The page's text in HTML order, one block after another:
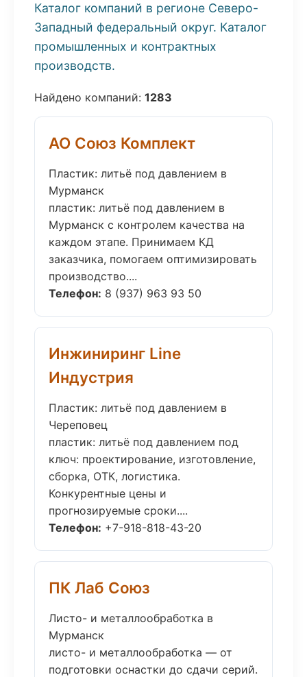
Каталог компаний в регионе Северо-
Западный федеральный округ. Каталог
промышленных и контрактных
производств.
Найдено компаний: 1283
АО Союз Комплект
Пластик: литьё под давлением в
Мурманск
пластик: литьё под давлением в
Мурманск с контролем качества на
каждом этапе. Принимаем КД
заказчика, помогаем оптимизировать
производство....
Телефон: 8 (937) 963 93 50
Инжиниринг Line
Индустрия
Пластик: литьё под давлением в
Череповец
пластик: литьё под давлением под
ключ: проектирование, изготовление,
сборка, ОТК, логистика.
Конкурентные цены и
прогнозируемые сроки....
Телефон: +7-918-818-43-20
ПК Лаб Союз
Листо- и металлообработка в
Мурманск
листо- и металлообработка — от
подготовки оснастки до сдачи серий.